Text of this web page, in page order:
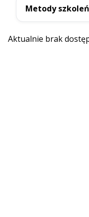
Metody
Aktualnie brak